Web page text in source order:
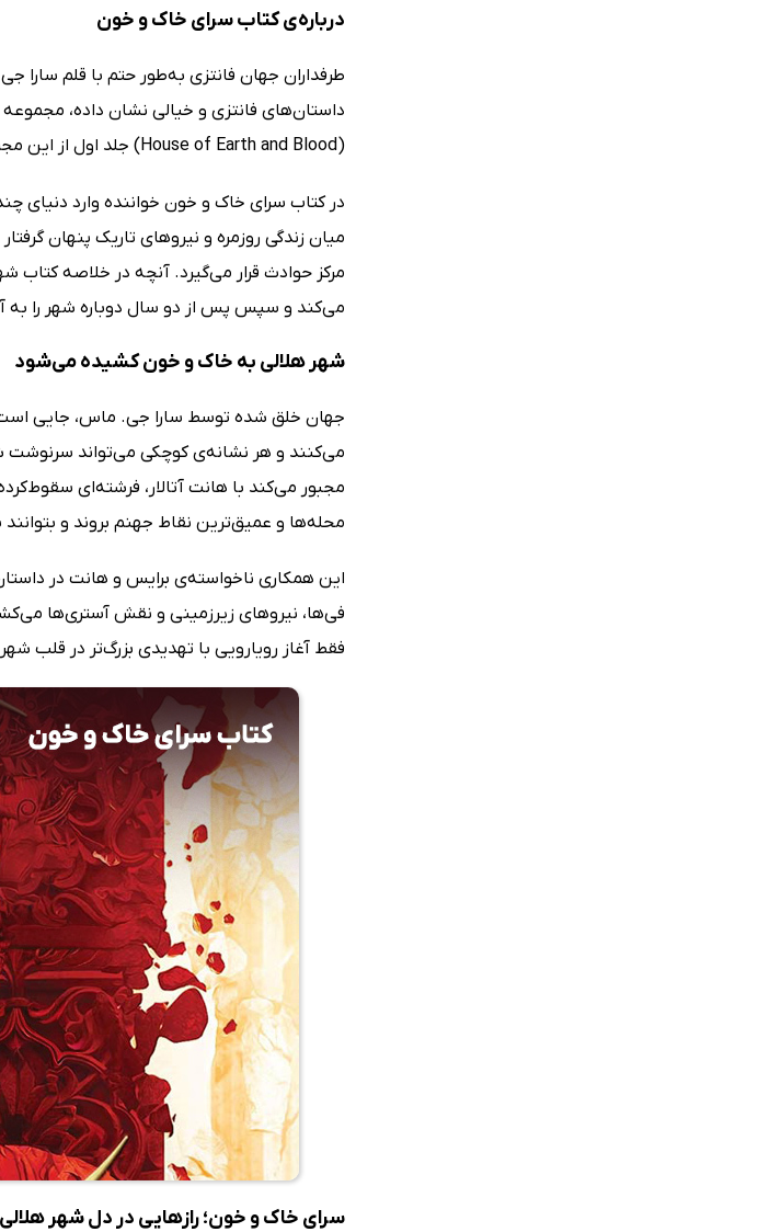
درباره‌ی کتاب سرای خاک و خون
داستان‌های فانتزی و خیالی نشان داده،
(House of Earth and Blood) جلد اول از این مجموعه محسوب می‌شود.
در کتاب سرای خاک و خون خواننده وارد دنیای
میان زندگی روزمره و نیروهای تاریک پنهان
مرکز حوادث قرار می‌گیرد. آنچه در خلاصه کتاب
می‌کند و سپس پس از دو سال دوباره شهر را
شهر هلالی به خاک و خون کشیده می‌شود
جهان خلق شده توسط سارا جی. ماس، جایی است
می‌کنند و هر نشانه‌ی کوچکی می‌تواند سرنوشت
مجبور می‌کند با هانت آتالار، فرشته‌ای
محله‌ها و عمیق‌ترین نقاط جهنم بروند و
این همکاری ناخواسته‌ی برایس و هانت در
فی‌ها، نیروهای زیرزمینی و نقش آستری‌ها
فقط آغاز رویارویی با تهدیدی بزرگ‌تر در قلب
سرای خاک و خون؛ رازهایی در دل شهر هلالی